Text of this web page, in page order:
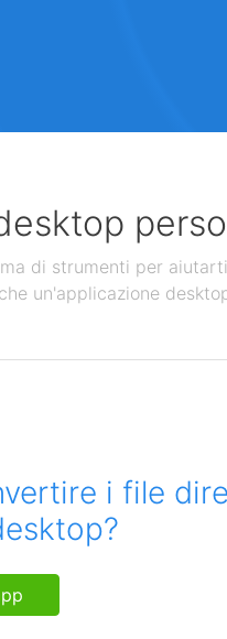
di strumenti per
un'applicazione
i file